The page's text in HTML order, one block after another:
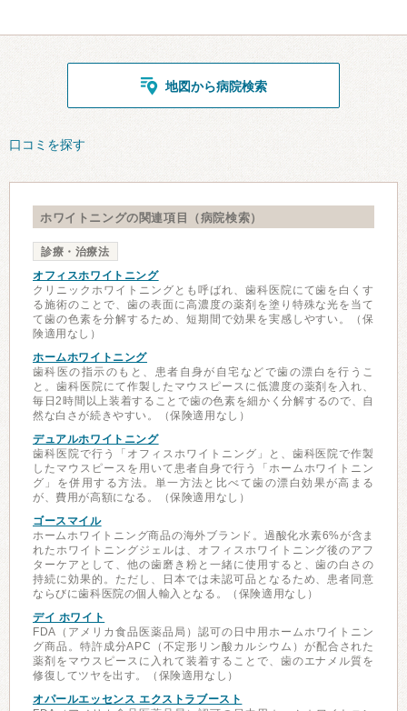
地図から病院検索
口コミを探す
ホワイトニングの関連項目（病院検索）
診療・治療法
オフィスホワイトニング
クリニックホワイトニングとも呼ばれ、歯科医院にて歯を白くす
る施術のことで、歯の表面に高濃度の薬剤を塗り特殊な光を当て
て歯の色素を分解するため、短期間で効果を実感しやすい。（保
険適用なし）
ホームホワイトニング
歯科医の指示のもと、患者自身が自宅などで歯の漂白を行うこ
と。歯科医院にて作製したマウスピースに低濃度の薬剤を入れ、
毎日2時間以上装着することで歯の色素を細かく分解するので、自
然な白さが続きやすい。（保険適用なし）
デュアルホワイトニング
歯科医院で行う「オフィスホワイトニング」と、歯科医院で作製
したマウスピースを用いて患者自身で行う「ホームホワイトニン
グ」を併用する方法。単一方法と比べて歯の漂白効果が高まる
が、費用が高額になる。（保険適用なし）
ゴースマイル
ホームホワイトニング商品の海外ブランド。過酸化水素6%が含ま
れたホワイトニングジェルは、オフィスホワイトニング後のアフ
ターケアとして、他の歯磨き粉と一緒に使用すると、歯の白さの
持続に効果的。ただし、日本では未認可品となるため、患者同意
ならびに歯科医院の個人輸入となる。（保険適用なし）
デイ ホワイト
FDA（アメリカ食品医薬品局）認可の日中用ホームホワイトニン
グ商品。特許成分APC（不定形リン酸カルシウム）が配合された
薬剤をマウスピースに入れて装着することで、歯のエナメル質を
修復してツヤを出す。（保険適用なし）
オパールエッセンス エクストラブースト